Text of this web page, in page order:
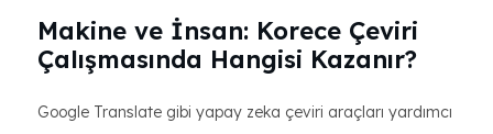
Makine ve İnsan: Korece Çeviri
Çalışmasında Hangisi Kazanır?
Google Translate gibi yapay zeka çeviri araçları yardımcı